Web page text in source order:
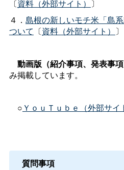
〔資料（外部サイト） 〕
４． 島根の新しいモチ米「島
ついて 〔資料（外部サイト） 〕
動画版（紹介事項、発表事項
み掲載しています。
○ＹｏｕＴｕｂｅ（外部サイ
質問事項